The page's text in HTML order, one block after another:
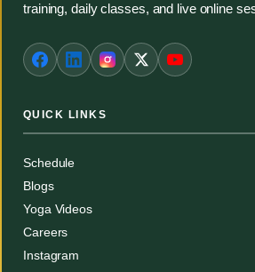
training, daily classes, and live online
QUICK LINKS
Schedule
Blogs
Yoga Videos
Careers
Instagram